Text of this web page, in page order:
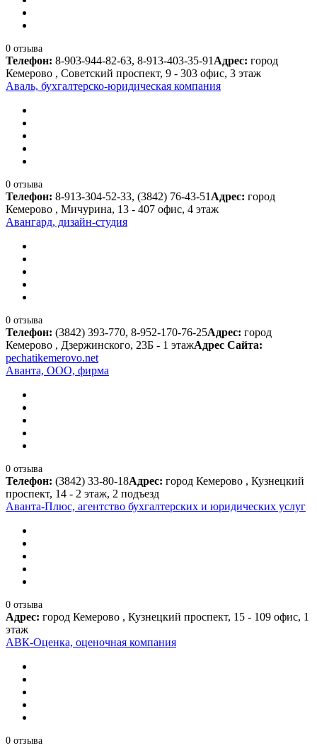
0 отзыва
Телефон: 8-903-944-82-63, 8-913-403-35-91 Адрес: город
Кемерово , Советский проспект, 9 - 303 офис, 3 этаж
Аваль, бухгалтерско-юридическая компания
0 отзыва
Телефон: 8-913-304-52-33, (3842) 76-43-51 Адрес: город
Кемерово , Мичурина, 13 - 407 офис, 4 этаж
Авангард, дизайн-студия
0 отзыва
Телефон: (3842) 393-770, 8-952-170-76-25Адрес: город
Кемерово , Дзержинского, 23Б - 1 этажАдрес Сайта:
pechatikemerovo.net
Аванта, ООО, фирма
0 отзыва
Телефон: (3842) 33-80-18Адрес: город Кемерово , Кузнецкий
проспект, 14 - 2 этаж, 2 подъезд
Аванта-Плюс, агентство бухгалтерских и юридических услуг
0 отзыва
Адрес: город Кемерово , Кузнецкий проспект, 15 - 109 офис, 1
этаж
АВК-Оценка, оценочная компания
0 отзыва